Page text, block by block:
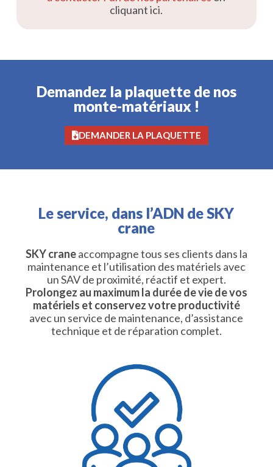
cliquant ici.
Demandez la plaquette de nos
monte-matériaux !
DEMANDER LA PLAQUETTE
Le service, dans l’ADN de SKY
crane
SKY craneaccompagne tous ses clients dans la
maintenance et l’utilisation des matériels avec
un SAV de proximité, réactif et expert.
Prolongez au maximum la durée de vie de vos
matériels et conservez votre productivité
avec un service de maintenance, d’assistance
technique et de réparation complet.